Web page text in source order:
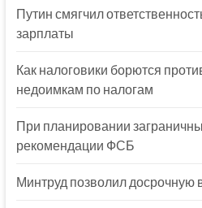
Путин смягчил
зарплаты
Как налоговики борются
недоимкам по налогам
При планировании
рекомендации ФСБ
Минтруд позволил досрочную